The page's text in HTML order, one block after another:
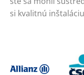
si kvalitnú